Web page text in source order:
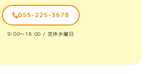
055-225-3678
9:00〜18:00 / 定休水曜日